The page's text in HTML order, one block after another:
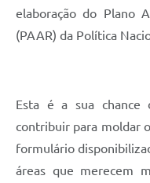
Recebimento de Recursos
Audiências Públicas
Iluminação Pública
elaboração do Plano
(PAAR) da Política
Esta é a sua
contribuir para moldar
formulário
áreas que merecem